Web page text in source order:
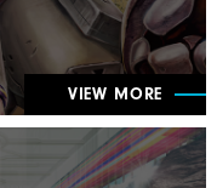
VIEW MORE